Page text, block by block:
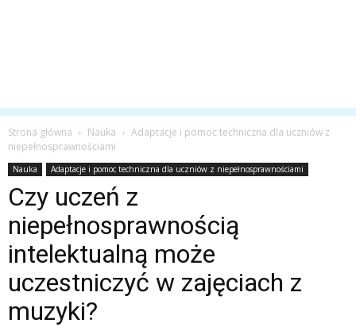
Strona główna Nauka
Adaptacje i pomoc techniczna dla uczniów z
niepełnosprawnościami
Nauka Adaptacje i pomoc techniczna dla uczniów z niepełnosprawnościami
Czy uczeń z
niepełnosprawnością
intelektualną może
uczestniczyć w zajęciach z
muzyki?